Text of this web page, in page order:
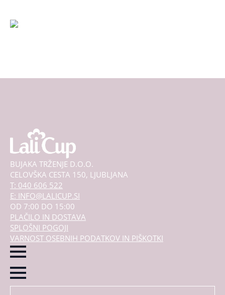
BUJAKA TRŽENJE D.O.O.
CELOVŠKA CESTA 150, LJUBLJANA
T: 040 606 522
E: INFO@LALICUP.SI
OD 7:00 DO 15:00
PLAČILO IN DOSTAVA
SPLOŠNI POGOJI
VARNOST OSEBNIH PODATKOV IN PIŠKOTKI